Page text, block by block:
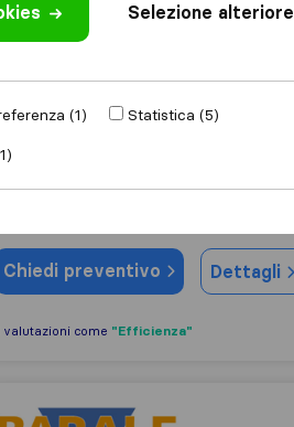
Paolo Traslochi
Chiedi preventivo Dettagli
valutazioni come "Efficienza"
Barale
Selezione alteriore
(1)
Statistica (5)